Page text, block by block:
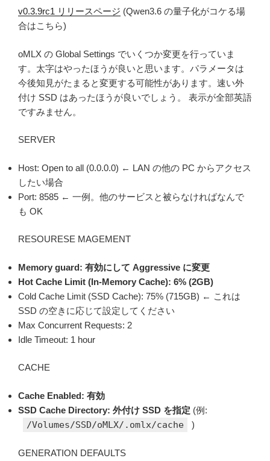
v0.3.9rc1 リリースページ (Qwen3.6 の量子化がコケる場
合はこちら)
oMLX の Global Settings でいくつか変更を行っていま
す。太字はやったほうが良いと思います。パラメータは
今後知見がたまると変更する可能性があります。速い外
付け SSD はあったほうが良いでしょう。 表示が全部英語
ですみません。
SERVER
Host: Open to all (0.0.0.0) ← LAN の他の PC からアクセス
したい場合
Port: 8585 ← 一例。他のサービスと被らなければなんで
も OK
RESOURESE MAGEMENT
Memory guard: 有効にして Aggressive に変更
Hot Cache Limit (In-Memory Cache): 6% (2GB)
Cold Cache Limit (SSD Cache): 75% (715GB) ← これは
SSD の空きに応じて設定してください
Max Concurrent Requests: 2
Idle Timeout: 1 hour
CACHE
Cache Enabled: 有効
SSD Cache Directory: 外付け SSD を指定 (例:
/Volumes/SSD/oMLX/.omlx/cache )
GENERATION DEFAULTS